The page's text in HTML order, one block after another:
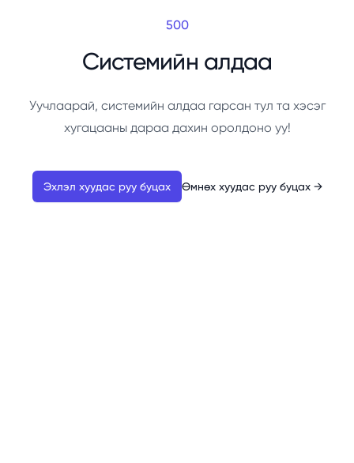
500
Системийн алдаа
Уучлаарай, системийн алдаа гарсан тул та хэсэг
хугацааны дараа дахин оролдоно уу!
Эхлэл хуудас руу буцах Өмнөх хуудас руу буцах →